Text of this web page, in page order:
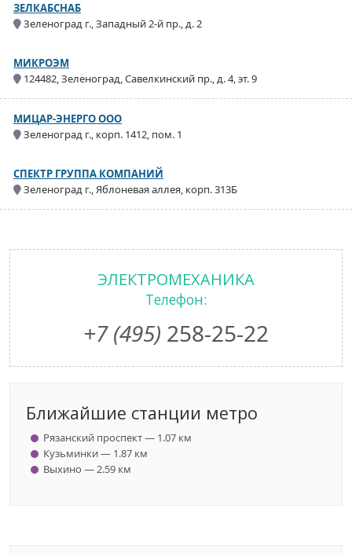
ЗЕЛКАБСНАБ
Зеленоград г., Западный 2-й пр., д. 2
МИКРОЭМ
124482, Зеленоград, Савелкинский пр., д. 4, эт. 9
МИЦАР-ЭНЕРГО ООО
Зеленоград г., корп. 1412, пом. 1
СПЕКТР ГРУППА КОМПАНИЙ
Зеленоград г., Яблоневая аллея, корп. 313Б
ЭЛЕКТРОМЕХАНИКА
Телефон:
+7 (495) 258-25-22
Ближайшие станции метро
Рязанский проспект — 1.07 км
Кузьминки — 1.87 км
Выхино — 2.59 км